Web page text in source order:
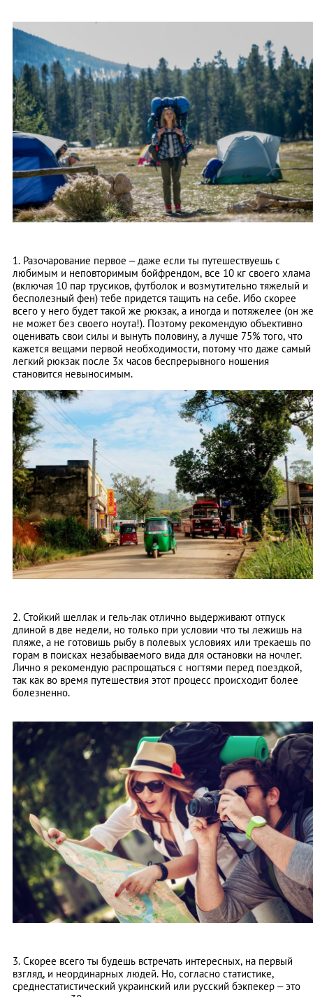
1. Разочарование первое – даже если ты путешествуешь с
любимым и неповторимым бойфрендом, все 10 кг своего хлама
(включая 10 пар трусиков, футболок и возмутительно тяжелый и
бесполезный фен) тебе придется тащить на себе. Ибо скорее
всего у него будет такой же рюкзак, а иногда и потяжелее (он же
не может без своего ноута!). Поэтому рекомендую объективно
оценивать свои силы и вынуть половину, а лучше 75% того, что
кажется вещами первой необходимости, потому что даже самый
легкий рюкзак после 3х часов беспрерывного ношения
становится невыносимым.
2. Стойкий шеллак и гель-лак отлично выдерживают отпуск
длиной в две недели, но только при условии что ты лежишь на
пляже, а не готовишь рыбу в полевых условиях или трекаешь по
горам в поисках незабываемого вида для остановки на ночлег.
Лично я рекомендую распрощаться с ногтями перед поездкой,
так как во время путешествия этот процесс происходит более
болезненно.
3. Скорее всего ты будешь встречать интересных, на первый
взгляд, и неординарных людей. Но, согласно статистике,
среднестатистический украинский или русский бэкпекер – это